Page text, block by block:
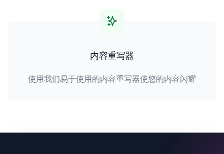
内容重写器
使用我们易于使用的内容重写器使您的内容闪耀